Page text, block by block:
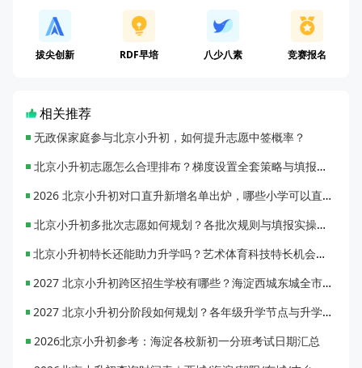
拔尖创新 RDF早培 八少八素 竞赛报名
相关推荐
无政保家庭参与北京小升初，如何提升志愿中签概率？
北京小升初志愿怎么合理排布？梯度设置全套策略与填报避坑指南
2026 北京小升初对口直升新增名单出炉，哪些小学可以直升优质初中？
北京小升初多批次志愿如何规划？各批次规则与填报实操指南
北京小升初特长还能助力升学吗？艺术体育科技特长机会与误区全面解析
2027 北京小升初跨区招生学校有哪些？海淀西城东城全市招生校完整汇总
2027 北京小升初分阶段如何规划？各年级升学节点与升学通道全梳理
2026北京小升初参考：海淀各校新初一分班考试日期汇总